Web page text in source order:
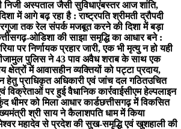
निजी अस्पताल जैसी सुविधाएंबस्तर आज शांति,
में आगे बढ़ रहा है : राष्ट्रपति श्रीमती द्रौपदी
तक रेल संपर्क मजबूत करने की दिशा में बड़ा
ओडिशा की साझा समृद्धि का आधार बने :
पर निर्णायक प्रहार जारी, एक भी मृत्यु न हो यही
जामुल पुलिस ने 43 पाव अवैध शराब के साथ एक
क्षेत्रों में आवासहीन व्यक्तियों को पट्टा प्रदाय,
हेतु प्राधिकृत अधिकारी एवं जांच दल गठितउचित
पर हुई वैधानिक कार्रवाईसीएम हेल्पलाइन
धीमर को मिला आधार कार्डछत्तीसगढ़ में विकसित
श्री साय ने कैलाशपति धाम में किया
महादेव से प्रदेश की सुख-समृद्धि एवं खुशहाली की